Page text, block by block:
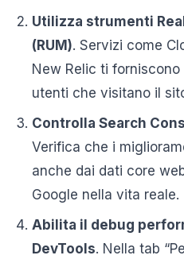
Utilizza strumenti
(RUM). Servizi come
New Relic ti
utenti che visitano il
Controlla Search
Verifica che i
anche dai dati core
Google nella vita reale.
Abilita il debug
DevTools. Nella tab